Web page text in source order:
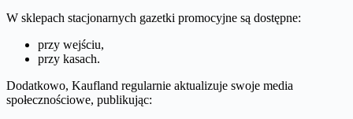
W sklepach stacjonarnych gazetki promocyjne są dostępne:
przy wejściu,
przy kasach.
Dodatkowo, Kaufland regularnie aktualizuje swoje media
społecznościowe, publikując: